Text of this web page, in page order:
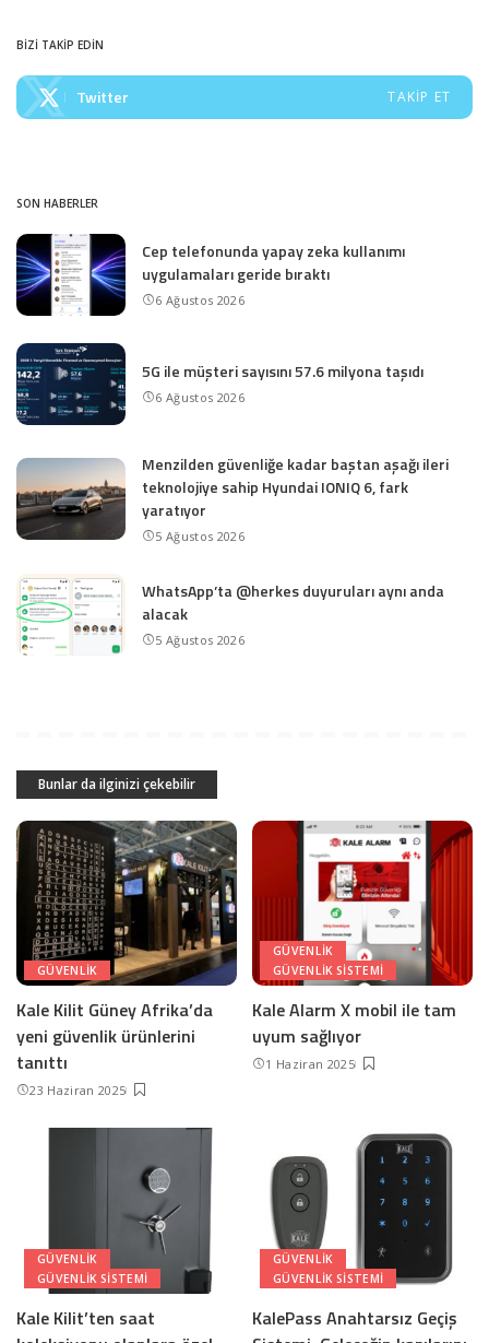
BİZİ TAKİP EDİN
Twitter TAKIP ET
SON HABERLER
Cep telefonunda yapay zeka kullanımı
uygulamaları geride bıraktı
6 Ağustos 2026
5G ile müşteri sayısını 57.6 milyona taşıdı
6 Ağustos 2026
Menzilden güvenliğe kadar baştan aşağı ileri
teknolojiye sahip Hyundai IONIQ 6, fark
yaratıyor
5 Ağustos 2026
WhatsApp’ta @herkes duyuruları aynı anda
alacak
5 Ağustos 2026
Bunlar da ilginizi çekebilir
GÜVENLIK
Kale Kilit Güney Afrika’da
yeni güvenlik ürünlerini
tanıttı
23 Haziran 2025
GÜVENLIK
GÜVENLIK SISTEMI
Kale Alarm X mobil ile tam
uyum sağlıyor
1 Haziran 2025
GÜVENLIK
GÜVENLIK SISTEMI
Kale Kilit’ten saat
GÜVENLIK
GÜVENLIK SISTEMI
KalePass Anahtarsız Geçiş